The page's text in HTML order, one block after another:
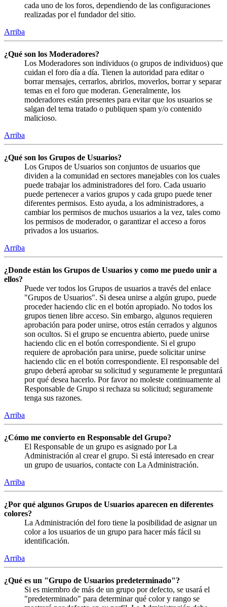
cada uno de los foros, dependiendo de las configuraciones
realizadas por el fundador del sitio.
Arriba
¿Qué son los Moderadores?
Los Moderadores son individuos (o grupos de individuos) que
cuidan el foro día a día. Tienen la autoridad para editar o
borrar mensajes, cerrarlos, abrirlos, moverlos, borrar y separar
temas en el foro que moderan. Generalmente, los
moderadores están presentes para evitar que los usuarios se
salgan del tema tratado o publiquen spam y/o contenido
malicioso.
Arriba
¿Qué son los Grupos de Usuarios?
Los Grupos de Usuarios son conjuntos de usuarios que
dividen a la comunidad en sectores manejables con los cuales
puede trabajar los administradores del foro. Cada usuario
puede pertenecer a varios grupos y cada grupo puede tener
diferentes permisos. Esto ayuda, a los administradores, a
cambiar los permisos de muchos usuarios a la vez, tales como
los permisos de moderador, o garantizar el acceso a foros
privados a los usuarios.
Arriba
¿Donde están los Grupos de Usuarios y como me puedo unir a
ellos?
Puede ver todos los Grupos de usuarios a través del enlace
"Grupos de Usuarios". Si desea unirse a algún grupo, puede
proceder haciendo clic en el botón apropiado. No todos los
grupos tienen libre acceso. Sin embargo, algunos requieren
aprobación para poder unirse, otros están cerrados y algunos
son ocultos. Si el grupo se encuentra abierto, puede unirse
haciendo clic en el botón correspondiente. Si el grupo
requiere de aprobación para unirse, puede solicitar unirse
haciendo clic en el botón correspondiente. El responsable del
grupo deberá aprobar su solicitud y seguramente le preguntará
por qué desea hacerlo. Por favor no moleste continuamente al
Responsable de Grupo si rechaza su solicitud; seguramente
tenga sus razones.
Arriba
¿Cómo me convierto en Responsable del Grupo?
El Responsable de un grupo es asignado por La
Administración al crear el grupo. Si está interesado en crear
un grupo de usuarios, contacte con La Administración.
Arriba
¿Por qué algunos Grupos de Usuarios aparecen en diferentes
colores?
La Administración del foro tiene la posibilidad de asignar un
color a los usuarios de un grupo para hacer más fácil su
identificación.
Arriba
¿Qué es un "Grupo de Usuarios predeterminado"?
Si es miembro de más de un grupo por defecto, se usará el
"predeterminado" para determinar qué color y rango se